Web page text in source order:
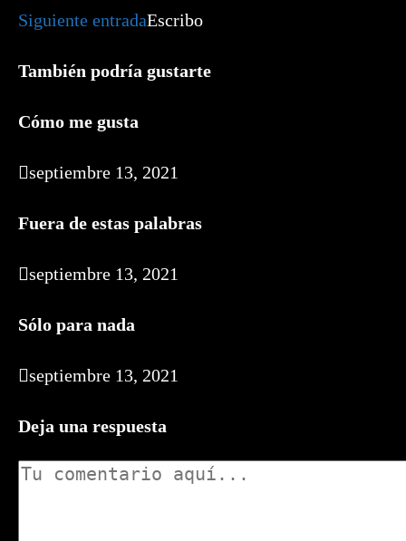
artículos
Siguiente entradaEscribo
También podría gustarte
Cómo me gusta
septiembre 13, 2021
Fuera de estas palabras
septiembre 13, 2021
Sólo para nada
septiembre 13, 2021
Deja una respuesta
Comentario